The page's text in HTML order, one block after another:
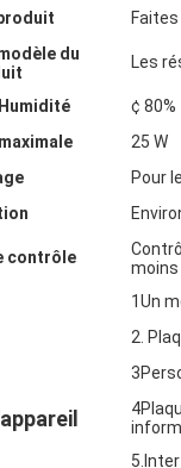
qualité
LCD
du
Les
¢ 80%
25 W
Pour
contrôle
1Un
2.